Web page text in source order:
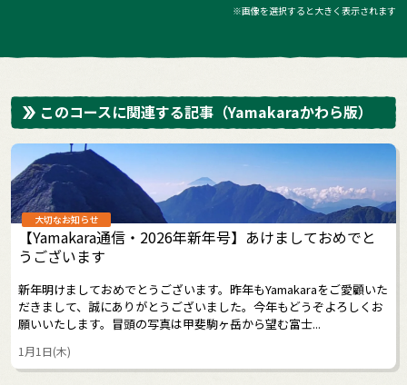
※画像を選択すると大きく表示されます
このコースに関連する記事 （Yamakaraかわら版）
大切なお知らせ
【Yamakara通信・2026年新年号】あけましておめでと
うございます
新年明けましておめでとうございます。昨年もYamakaraをご愛顧いた
だきまして、誠にありがとうございました。今年もどうぞよろしくお
願いいたします。冒頭の写真は甲斐駒ヶ岳から望む富士...
1月1日(木)